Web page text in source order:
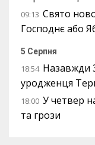
09:13 Свято
Господнє або
5 Серпня
18:54 Назавжди
уродженця
18:00 У четвер
та грози